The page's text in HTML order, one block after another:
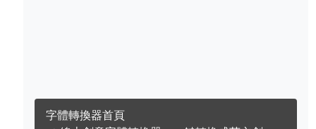
字體轉換器首頁